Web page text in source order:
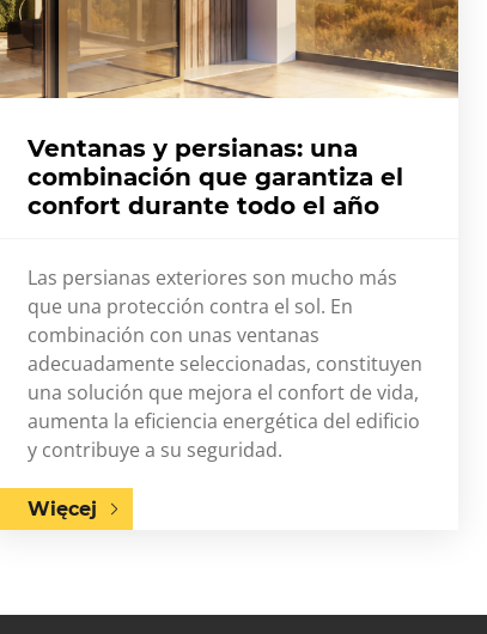
Ventanas y persianas: una
combinación que garantiza el
confort durante todo el año
Las persianas exteriores son mucho más
que una protección contra el sol. En
combinación con unas ventanas
adecuadamente seleccionadas, constituyen
una solución que mejora el confort de vida,
aumenta la eficiencia energética del edificio
y contribuye a su seguridad.
Więcej